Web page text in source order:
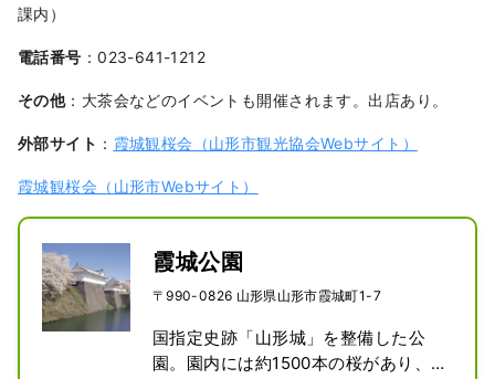
課内）
電話番号 ：023-641-1212
その他：大茶会などのイベントも開催されます。出店あり。
外部サイト ： 霞城観桜会（山形市観光協会Webサイト）
霞城観桜会（山形市Webサイト）
霞城公園
〒990-0826 山形県山形市霞城町1-7
国指定史跡「山形城」を整備した公
園。園内には約1500本の桜があり、な